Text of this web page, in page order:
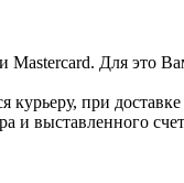
Mastercard. Для это
при
и выставленного